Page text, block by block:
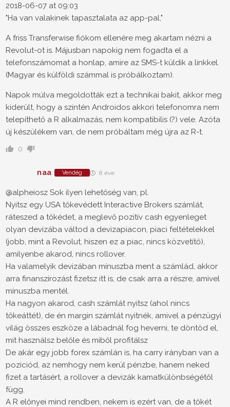
2018-06-07 at 09:03
"Ha van valakinek tapasztalata az app-pal,"
A friss Transferwise fiókom ellenére meg akartam nézni a
Revolut-ot is. Májusban napokig nem fogadta el a
telefonszámomat a honlap, amire az SMS-t küldik a linkkel.
(Magyar és külföldi számmal is próbálkoztam).
Napok múlva megoldották ezt a technikai bakit, akkor meg
kiderült, hogy a szintén Androidos akkori telefonomra nem
telepíthető a R alkalmazás, nem kompatibilis (?) vele. Azóta
új készülékem van, de nem próbáltam még újra az R-t.
0
naa Vendég 8 éve
@alpheiosz Sok ilyen lehetőség van, pl.
Nyitsz egy USA tőkevédett Interactive Brokers számlát,
ráteszed a tőkédet, a meglevő pozitív cash egyenleget
olyan devizába váltod a devizapiacon, piaci feltételekkel
(jobb, mint a Revolut, hiszen ez a piac, nincs közvetítő),
amilyenbe akarod, nincs rollover.
Ha valamelyik devizában mínuszba ment a számlád, akkor
arra finanszírozást fizetsz itt is, de csak arra a részre, amivel
mínuszba mentél.
Ha nagyon akarod, cash számlát nyitsz (ahol nincs
tőkeáttét), de én margin számlát nyitnék, amivel a pénzügyi
világ összes eszköze a lábadnál fog heverni, te döntöd el,
mit használsz belőle és miből profitálsz
De akár egy jobb forex számlán is, ha carry irányban van a
pozíciód, az nemhogy nem kerül pénzbe, hanem neked
fizet a tartásért, a rollover a devizák kamatkülönbségétől
függ.
A R előnyei mind rendben, nekem is ezért van, de a tőkét